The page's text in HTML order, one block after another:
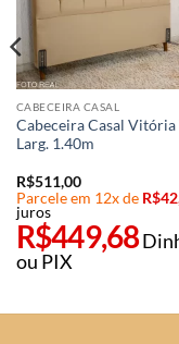
CABECEIRA CASAL
Cabeceira Casal Vitória
Larg. 1.40m
R$511,00
Parcele em 12x de R$
juros
R$449,68
ou PIX